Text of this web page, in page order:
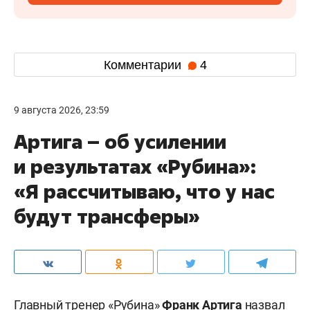
Комментарии 4
9 августа 2026, 23:59
Артига – об усилении
и результатах «Рубина»:
«Я рассчитываю, что у нас
будут трансферы»
Главный тренер «Рубина»Франк Артига назвал